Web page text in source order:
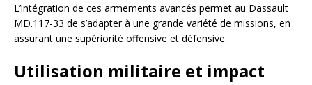
L’intégration de ces armements avancés permet au Dassault
MD.117-33 de s’adapter à une grande variété de missions, en
assurant une supériorité offensive et défensive.
Utilisation militaire et impact